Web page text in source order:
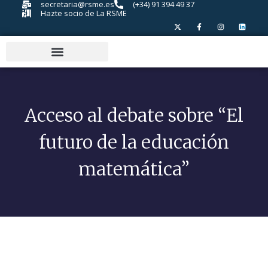
secretaria@rsme.es
(+34) 91 394 49 37
Hazte socio de La RSME
Acceso al debate sobre “El
futuro de la educación
matemática”